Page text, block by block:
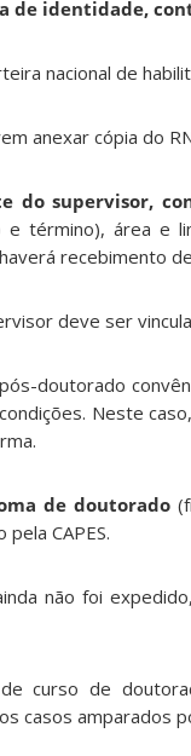
de identidade,
nacional de
anexar cópia do
supervisor,
e término), área e
recebimento
deve ser
doutorado
Neste
de doutorado
CAPES.
não foi expedido,
de
casos amparados